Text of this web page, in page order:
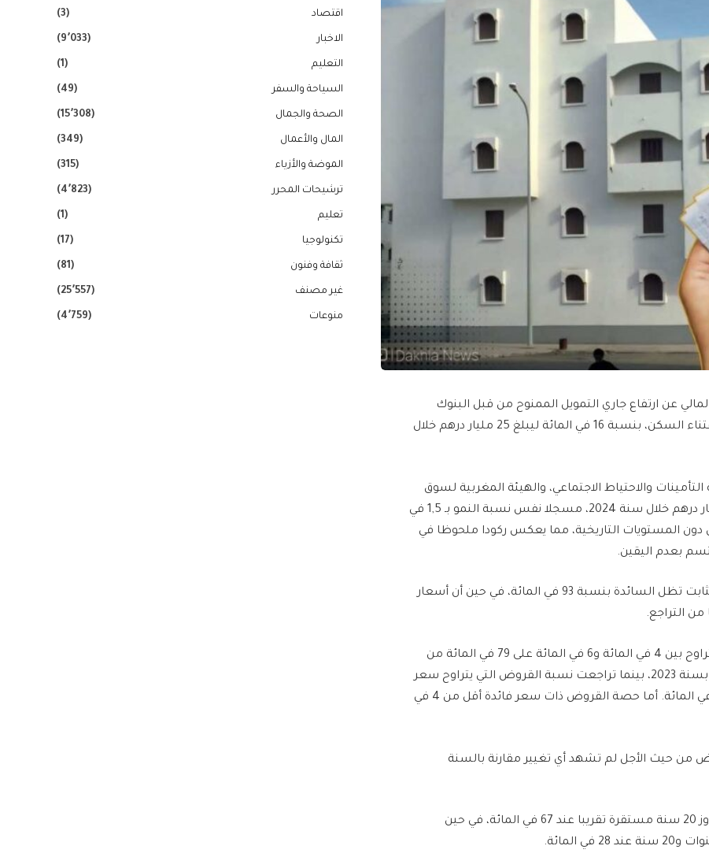
عن ارتفاع جاري التمويل الممنوح من قبل البنوك
والنوافذ التشاركية، على شكل مرابحات مخصصة لاقتناء السكن، بنسبة 16 في المائة ليبلغ 25 مليار درهم خلال
والاحتياط الاجتماعي، والهيئة المغربية لسوق
الرساميل أن جاري قروض السكن استقر عند 265 مليار درهم خلال سنة 2024، مسجلا نفس نسبة النمو بـ 1,5 في
مبرزا أنها وتيرة تظل دون المستويات التاريخية، مما يعكس ركودا ملحوظا في
بعدم اليقين.
وأبرز المصدر ذاته، أن القروض السكنية ذات السعر الثابت تظل السائدة بنسبة 93 في المائة، في حين أن أسعار
التراجع.
وأشار التقرير إلى أنه تم تطبيق سعر فائدة متوسط يتراوح بين 4 في المائة و6 في المائة على 79 في المائة من
هذه القروض، بزيادة قدرها نقطتان أساسيتان مقارنة بسنة 2023، بينما تراجعت نسبة القروض التي يتراوح سعر
فائدتها بين 6 في المائة و8 في المائة لتستقر عند 11 في المائة. أما حصة القروض ذات سعر فائدة أقل من 4 في
من حيث الأجل لم تشهد أي تغيير مقارنة بالسنة
كما ظلت نسبة التمويلات ذات المدة الأولية التي تتجاوز 20 سنة مستقرة تقريبا عند 67 في المائة، في حين
اقتصاد (3)
الاخبار (9٬033)
التعليم (1)
السياحة والسفر (49)
الصحة والجمال (15٬308)
المال والأعمال (349)
الموضة والأزياء (315)
ترشيحات المحرر (4٬823)
تعليم (1)
تكنولوجيا (17)
ثقافة وفنون (81)
غير مصنف (25٬557)
منوعات (4٬759)